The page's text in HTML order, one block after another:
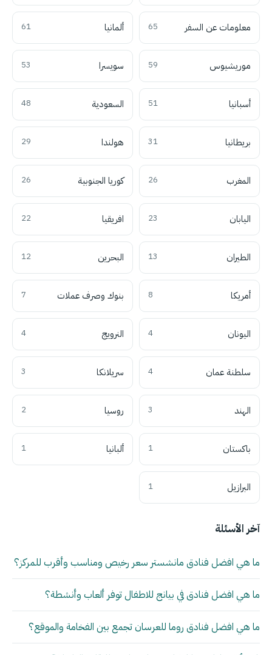
معلومات عن السفر 65 ألمانيا 61
موريشيوس 59 سويسرا 53
أسبانيا 51 السعودية 48
بريطانيا 31 هولندا 29
المغرب 26 كوريا الجنوبية 26
اليابان 23 افريقيا 22
الطيران 13 البحرين 12
أمريكا 8 بنوك وصرف عملات 7
اليونان 4 النرويج 4
سلطنة عمان 4 سريلانكا 3
الهند 3 روسيا 2
باكستان 1 ألبانيا 1
البرازيل 1
آخر الأسئلة
ما هي افضل فنادق مانشستر سعر رخيص ومناسب وأقرب للمركز؟
ما هي افضل فنادق في بيانج للاطفال توفر ألعاب وأنشطة؟
ما هي افضل فنادق روما للعرسان تجمع بين الفخامة والموقع؟